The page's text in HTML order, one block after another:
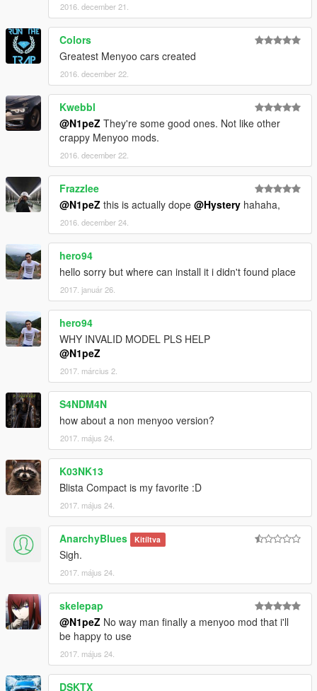
2016. december 21.
Colors
Greatest Menyoo cars created
2016. december 22.
Kwebbl
@N1peZ They're some good ones. Not like other
crappy Menyoo mods.
2016. december 22.
Frazzlee
@N1peZ this is actually dope @Hystery hahaha,
2016. december 24.
hero94
hello sorry but where can install it i didn't found place
2017. január 26.
hero94
WHY INVALID MODEL PLS HELP
@N1peZ
2017. március 2.
S4NDM4N
how about a non menyoo version?
2017. május 24.
K03NK13
Blista Compact is my favorite :D
2017. május 24.
AnarchyBlues Kitíltva
Sigh.
2017. május 24.
skelepap
@N1peZ No way man finally a menyoo mod that i'll
be happy to use
2017. május 24.
DSKTX